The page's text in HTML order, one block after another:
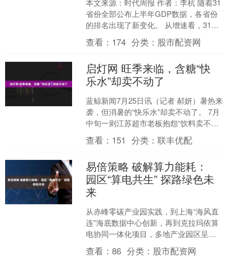
省份全部公布上半年GDP数据，各省份
的排名出现了新变化。 从增速看，31省
份中有15个的GDP增速超过全国4.7%的
平均....
查看： 174 分类： 股市配资网
启灯网 旺季来临，含糖“快
乐水”却卖不动了
蓝鲸新闻7月25日讯（记者 郝妍）暑热来
袭，但消暑的“快乐水”却卖不动了。 7月
中旬一则江苏超市老板抱怨“饮料卖不
动”的视频在社交媒体引发热议，据他介
绍，往年夏....
查看： 151 分类：联丰优配
易倍策略 破解算力能耗：
园区“算电共生” 探路绿色未
来
从赤峰零碳产业园实践，到上海“海风直
连”海底数据中心创新，再到克拉玛依算
电协同一体化项目，多地产业园区呈现
算力与电力的“双向奔赴”。一边是算力扩
容催生低成本绿电....
查看：86 分类： 股市配资网